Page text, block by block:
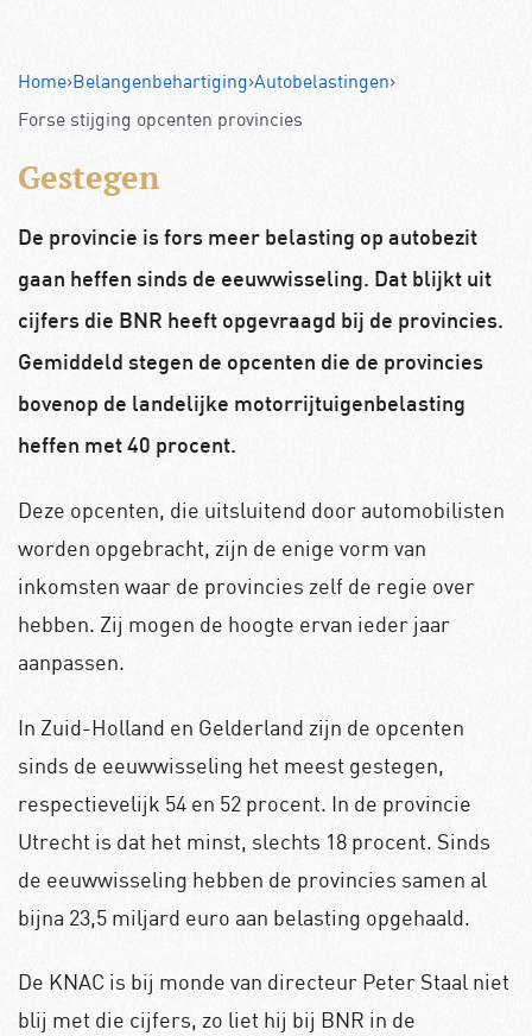
Home›Belangenbehartiging›Autobelastingen›
Forse stijging opcenten provincies
Gestegen
De provincie is fors meer belasting op autobezit
gaan heffen sinds de eeuwwisseling. Dat blijkt uit
cijfers die BNR heeft opgevraagd bij de provincies.
Gemiddeld stegen de opcenten die de provincies
bovenop de landelijke motorrijtuigenbelasting
heffen met 40 procent.
Deze opcenten, die uitsluitend door automobilisten
worden opgebracht, zijn de enige vorm van
inkomsten waar de provincies zelf de regie over
hebben. Zij mogen de hoogte ervan ieder jaar
aanpassen.
In Zuid-Holland en Gelderland zijn de opcenten
sinds de eeuwwisseling het meest gestegen,
respectievelijk 54 en 52 procent. In de provincie
Utrecht is dat het minst, slechts 18 procent. Sinds
de eeuwwisseling hebben de provincies samen al
bijna 23,5 miljard euro aan belasting opgehaald.
De KNAC is bij monde van directeur Peter Staal niet
blij met die cijfers, zo liet hij bij BNR in de